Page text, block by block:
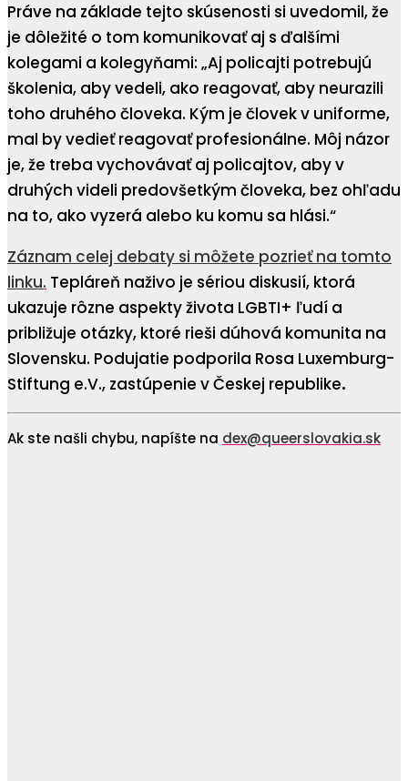
Práve na základe tejto skúsenosti si uvedomil, že
je dôležité o tom komunikovať aj s ďalšími
kolegami a kolegyňami: „Aj policajti potrebujú
školenia, aby vedeli, ako reagovať, aby neurazili
toho druhého človeka. Kým je človek v uniforme,
mal by vedieť reagovať profesionálne. Môj názor
je, že treba vychovávať aj policajtov, aby v
druhých videli predovšetkým človeka, bez ohľadu
na to, ako vyzerá alebo ku komu sa hlási.“
Záznam celej debaty si môžete pozrieť na tomto
linku. Tepláreň naživo je sériou diskusií, ktorá
ukazuje rôzne aspekty života LGBTI+ ľudí a
približuje otázky, ktoré rieši dúhová komunita na
Slovensku. Podujatie podporila Rosa Luxemburg-
Stiftung e.V., zastúpenie v Českej republike.
Ak ste našli chybu, napíšte na dex@queerslovakia.sk